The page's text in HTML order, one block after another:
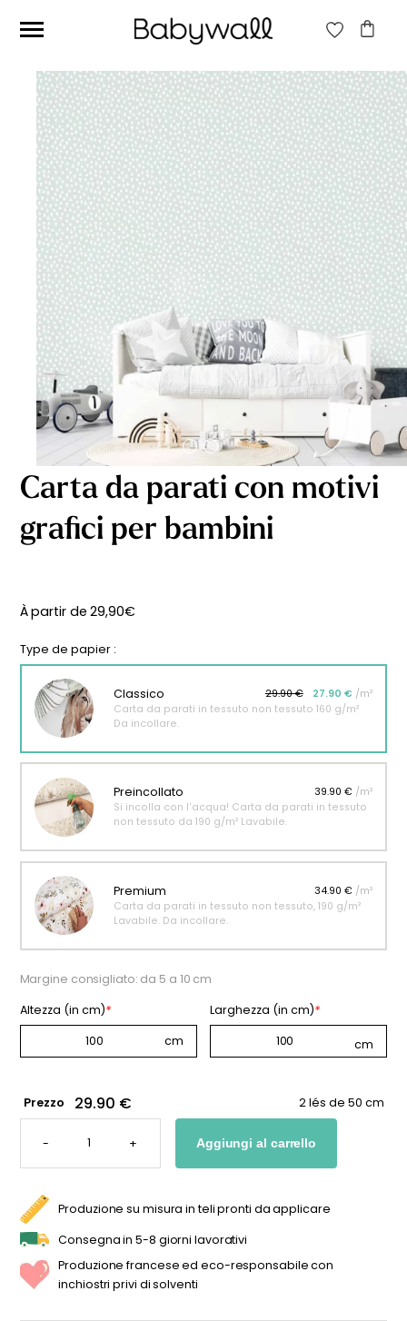
Carta da parati con motivi
grafici per bambini
À partir de29,90€
Type de papier :
Classico 29.90 € 27.90 € /m²
Carta da parati in tessuto non tessuto 160 g/m²
Da incollare.
Preincollato 39.90 € /m²
Si incolla con l'acqua! Carta da parati in tessuto
non tessuto da 190 g/m² Lavabile.
Premium 34.90 € /m²
Carta da parati in tessuto non tessuto, 190 g/m²
Lavabile. Da incollare.
Margine consigliato: da 5 a 10 cm
Altezza (in cm)* Larghezza (in cm)*
Prezzo 29.90 € 2 lés de 50 cm
-
CARTA
PARATI
MOTIVI
QUANTITÀ
+ Aggiungi al carrello
Produzione su misura in teli pronti da applicare
Consegna in 5-8 giorni lavorativi
Produzione francese ed eco-responsabile con
inchiostri privi di solventi